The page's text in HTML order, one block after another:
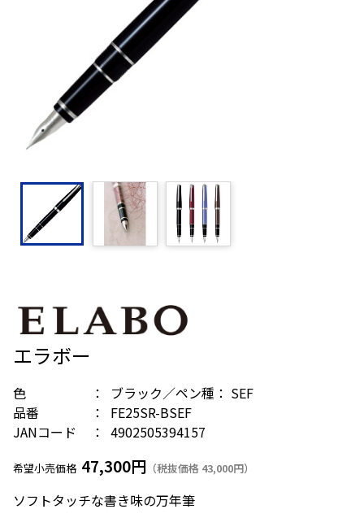
エラボー
色
ブラック／ペン種： SEF
品番
FE25SR-BSEF
JANコード
4902505394157
希望小売価格 47,300円 （税抜価格 43,000円）
ソフトタッチな書き味の万年筆